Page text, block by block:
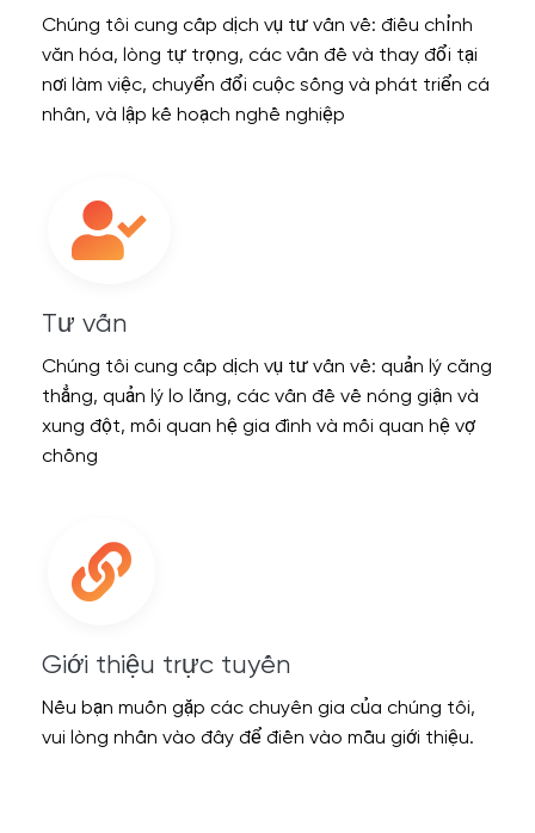
Chúng tôi cung cấp dịch vụ tư vấn về: điều chỉnh
văn hóa, lòng tự trọng, các vấn đề và thay đổi tại
nơi làm việc, chuyển đổi cuộc sống và phát triển cá
nhân, và lập kế hoạch nghề nghiệp
Tư vấn
Chúng tôi cung cấp dịch vụ tư vấn về: quản lý căng
thẳng, quản lý lo lắng, các vấn đề về nóng giận và
xung đột, mối quan hệ gia đình và mối quan hệ vợ
chồng
Giới thiệu trực tuyến
Nếu bạn muốn gặp các chuyên gia của chúng tôi,
vui lòng nhấn vào đây để điền vào mẫu giới thiệu.